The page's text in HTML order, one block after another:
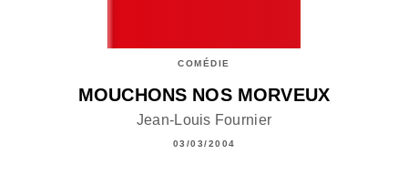
COMÉDIE
MOUCHONS NOS MORVEUX
Jean-Louis Fournier
03/03/2004